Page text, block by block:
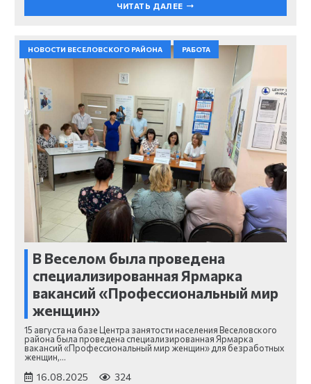
ЧИТАТЬ ДАЛЕЕ
НОВОСТИ ВЕСЕЛОВСКОГО РАЙОНА РАБОТА
В Веселом была проведена
специализированная Ярмарка
вакансий «Профессиональный мир
женщин»
15 августа на базе Центра занятости населения Веселовского
района была проведена специализированная Ярмарка
вакансий «Профессиональный мир женщин» для безработных
женщин,…
16.08.2025 324